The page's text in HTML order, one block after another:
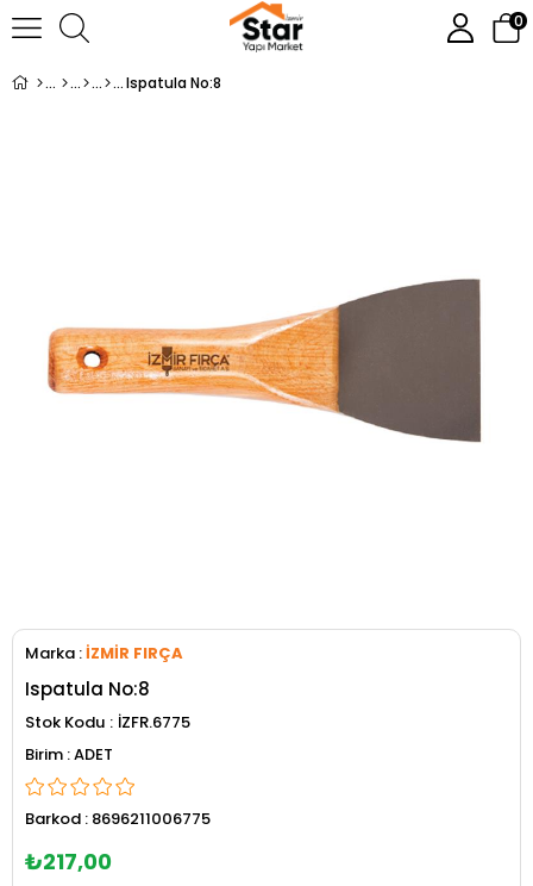
0
Ispatula No:8
Marka :İZMİR FIRÇA
Ispatula No:8
Stok Kodu
İZFR.6775
ADET
Barkod : 8696211006775
₺217,00